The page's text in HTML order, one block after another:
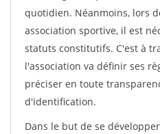
quotidien. Néanmoins, lors
association sportive, il est
statuts constitutifs. C'est à
l'association va définir ses
préciser en toute
d'identification.
Dans le but de se